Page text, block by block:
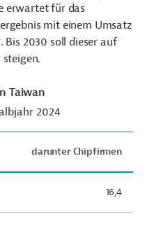
erwartet für das
mit einem Umsatz
Bis 2030 soll dieser auf
Taiwan
2024
darunter Chipfirmen
16,4